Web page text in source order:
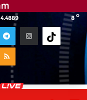
8 o
4.4889